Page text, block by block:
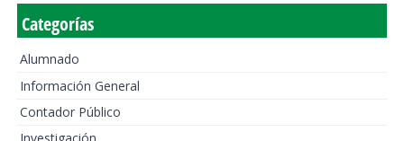
Categorías
Alumnado
Información General
Contador Público